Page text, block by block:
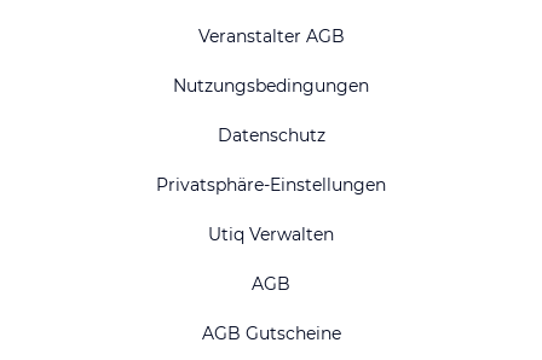
Veranstalter AGB
Nutzungsbedingungen
Datenschutz
Privatsphäre-Einstellungen
Utiq Verwalten
AGB
AGB Gutscheine